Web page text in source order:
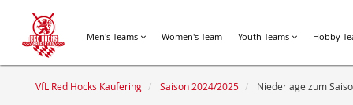
Men's Teams Women's Team Youth Teams Hobby
VfL Red Hocks Kaufering Saison 2024/2025 Niederlage zum